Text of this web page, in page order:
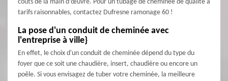
coûts de la main d’œuvre. Pour un tubage de cheminée de qualité à
tarifs raisonnables, contactez Dufresne ramonage 60 !
La pose d'un conduit de cheminée avec
l'entreprise à ville}
En effet, le choix d'un conduit de cheminée dépend du type du
foyer que ce soit une chaudière, insert, chaudière ou encore un
poêle. Si vous envisagez de tuber votre cheminée, la meilleure